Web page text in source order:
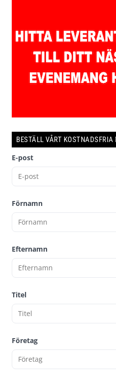
BESTÄLL VÅRT KOSTNADSFRIA
E-post
Förnamn
Efternamn
Titel
Företag